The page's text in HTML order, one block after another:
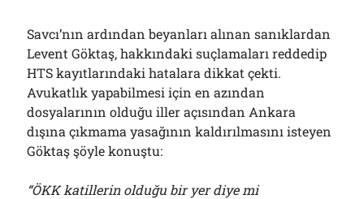
Savcı’nın ardından beyanları alınan sanıklardan
Levent Göktaş, hakkındaki suçlamaları reddedip
HTS kayıtlarındaki hatalara dikkat çekti.
Avukatlık yapabilmesi için en azından
dosyalarının olduğu iller açısından Ankara
dışına çıkmama yasağının kaldırılmasını isteyen
Göktaş şöyle konuştu:
“ÖKK katillerin olduğu bir yer diye mi